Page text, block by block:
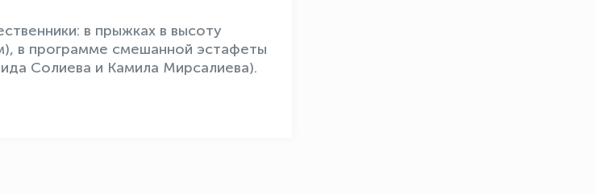
в прыжках в высоту
в программе смешанной эстафеты
Солиева и Камила Мирсалиева).